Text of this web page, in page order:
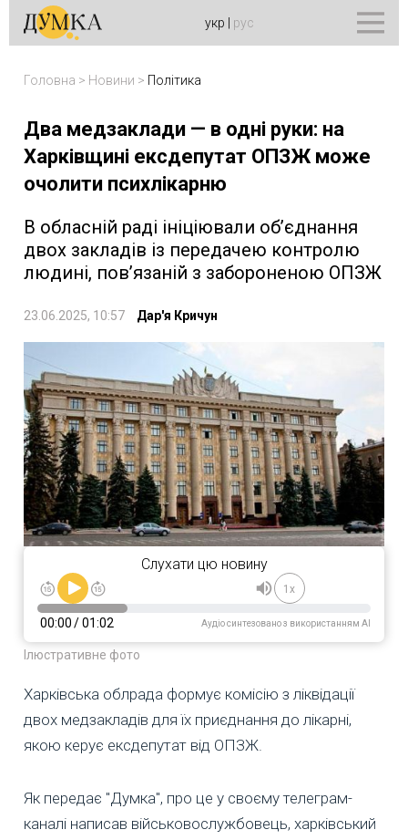
укр рус
Головна > Новини > Політика
Два медзаклади — в одні руки: на
Харківщині ексдепутат ОПЗЖ може
очолити психлікарню
В обласній раді ініціювали об’єднання
двох закладів із передачею контролю
людині, пов’язаній з забороненою ОПЗЖ
23.06.2025, 10:57 Дар'я Кричун
Слухати цю новину
1x
00:00/01:02 Аудіо синтезовано з використанням AI
Ілюстративне фото
Харківська облрада формує комісію з ліквідації
двох медзакладів для їх приєднання до лікарні,
якою керує ексдепутат від ОПЗЖ.
Як передає "Думка", про це у своєму телеграм-
каналі написав військовослужбовець, харківський